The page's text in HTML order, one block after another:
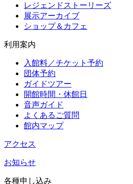
レジェンドストーリーズ
展示アーカイブ
ショップ＆カフェ
利用案内
入館料／チケット予約
団体予約
ガイドツアー
開館時間・休館日
音声ガイド
よくあるご質問
館内マップ
アクセス
お知らせ
各種申し込み